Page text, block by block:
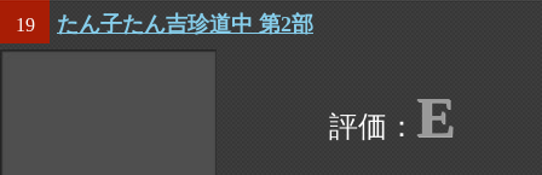
19 たん子たん吉珍道中 第2部
E